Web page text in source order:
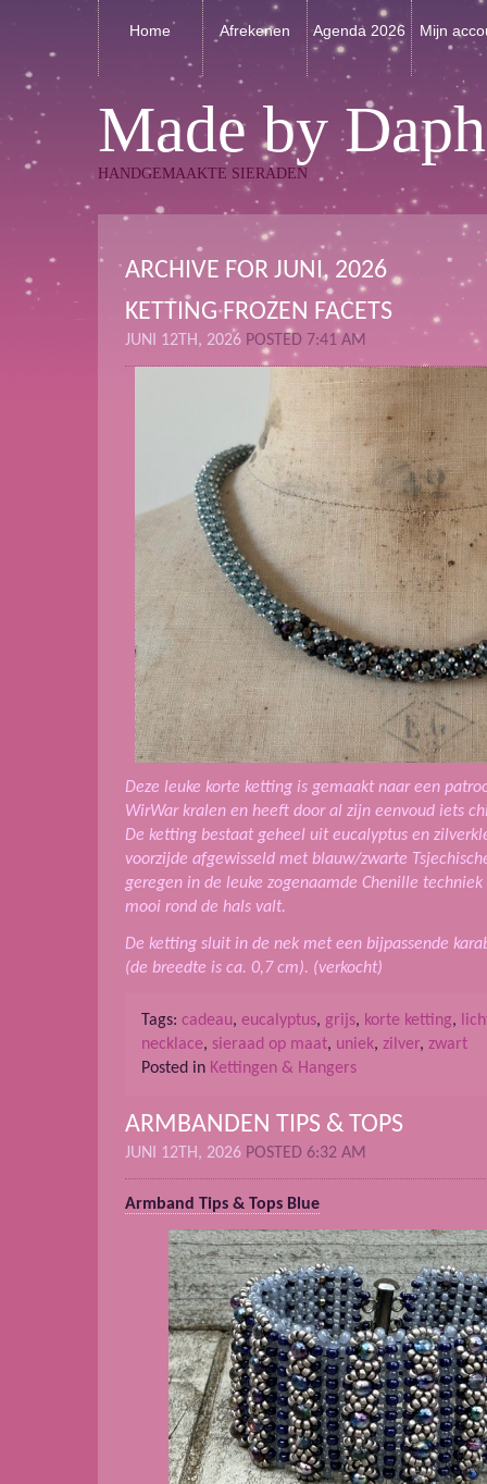
Home Afrekenen Agenda 2026 Mijn
Made by
HANDGEMAAKTE SIERADEN
ARCHIVE FOR JUNI, 2026
KETTING FROZEN FACETS
JUNI 12TH, 2026 POSTED 7:41 AM
Deze leuke korte ketting is gemaakt naar een
WirWar kralen en heeft door al zijn eenvoud iets
De ketting bestaat geheel uit eucalyptus en
voorzijde afgewisseld met blauw/zwarte
geregen in de leuke zogenaamde Chenille
mooi rond de hals valt.
De ketting sluit in de nek met een bijpassende
(de breedte is ca. 0,7 cm). (verkocht)
Tags: cadeau, eucalyptus, grijs, korte ketting,
necklace, sieraad op maat, uniek, zilver, zwart
Posted in Kettingen & Hangers
ARMBANDEN TIPS & TOPS
JUNI 12TH, 2026 POSTED 6:32 AM
Armband Tips & Tops Blue